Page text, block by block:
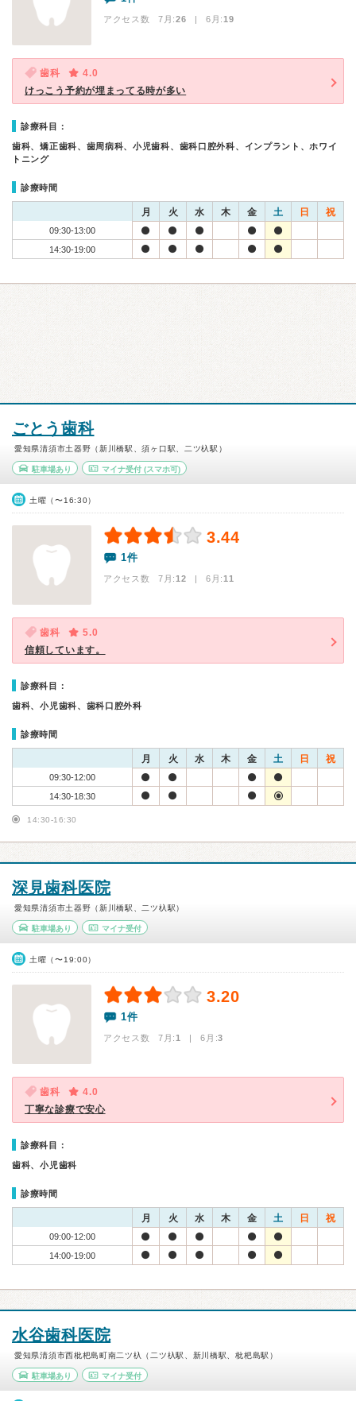
アクセス数 7月:26 | 6月:19
歯科
4.0
けっこう予約が埋まってる時が多い
診療科目：
歯科、矯正歯科、歯周病科、小児歯科、歯科口腔外科、インプラント、ホワイ
トニング
診療時間
月 火 水 木 金 土 日 祝
09:30-13:00
14:30-19:00
ごとう歯科
愛知県清須市土器野（新川橋駅、須ヶ口駅、二ツ杁駅）
駐車場あり マイナ受付(スマホ可)
土曜（〜16:30）
3.44
1件
アクセス数 7月:12 | 6月:11
歯科
5.0
信頼しています。
診療科目：
歯科、小児歯科、歯科口腔外科
診療時間
月 火 水 木 金 土 日 祝
09:30-12:00
14:30-18:30
14:30-16:30
深見歯科医院
愛知県清須市土器野（新川橋駅、二ツ杁駅）
駐車場あり マイナ受付
土曜（〜19:00）
3.20
1件
アクセス数 7月:1 | 6月:3
歯科
4.0
丁寧な診療で安心
診療科目：
歯科、小児歯科
診療時間
月 火 水 木 金 土 日 祝
09:00-12:00
14:00-19:00
水谷歯科医院
愛知県清須市西枇杷島町南二ツ杁（二ツ杁駅、新川橋駅、枇杷島駅）
駐車場あり マイナ受付